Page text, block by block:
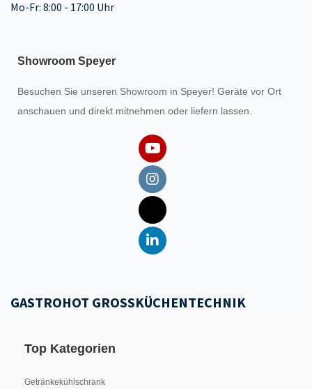
Mo-Fr: 8:00 - 17:00 Uhr
Showroom Speyer
Besuchen Sie unseren Showroom in Speyer! Geräte vor Ort
anschauen und direkt mitnehmen oder liefern lassen.
GASTROHOT GROSSKÜCHENTECHNIK
Top Kategorien
Getränkekühlschrank